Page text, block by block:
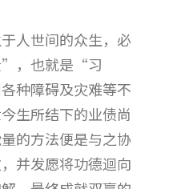
人世间的众生，必
”，也就是“习
种障碍及灾难等不
生所结下的业债尚
的方法便是与之协
并发愿将功德迴向